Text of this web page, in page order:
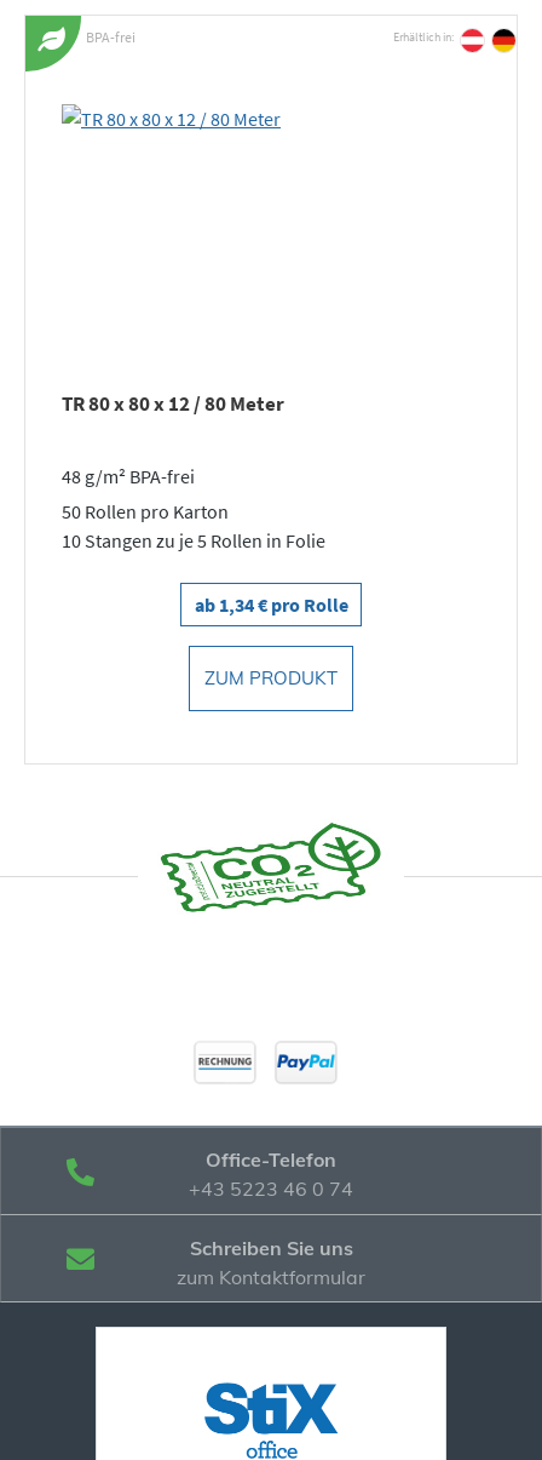
BPA-frei Erhältlich in:
TR 80 x 80 x 12 / 80 Meter
48 g/m² BPA-frei
50 Rollen pro Karton
10 Stangen zu je 5 Rollen in Folie
ab 1,34 € pro Rolle
ZUM PRODUKT
Office-Telefon
+43 5223 46 0 74
Schreiben Sie uns
zum Kontaktformular